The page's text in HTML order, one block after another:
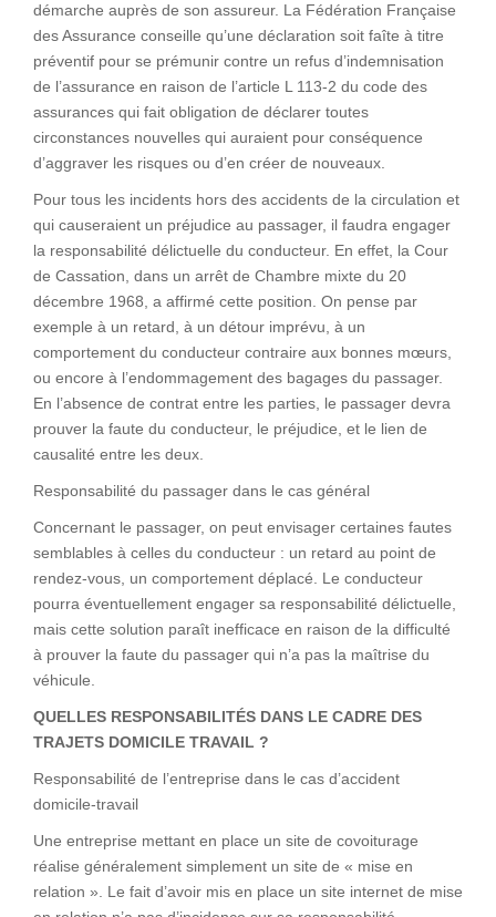
démarche auprès de son assureur. La Fédération Française
des Assurance conseille qu’une déclaration soit faîte à titre
préventif pour se prémunir contre un refus d’indemnisation
de l’assurance en raison de l’article L 113-2 du code des
assurances qui fait obligation de déclarer toutes
circonstances nouvelles qui auraient pour conséquence
d’aggraver les risques ou d’en créer de nouveaux.
Pour tous les incidents hors des accidents de la circulation et
qui causeraient un préjudice au passager, il faudra engager
la responsabilité délictuelle du conducteur. En effet, la Cour
de Cassation, dans un arrêt de Chambre mixte du 20
décembre 1968, a affirmé cette position. On pense par
exemple à un retard, à un détour imprévu, à un
comportement du conducteur contraire aux bonnes mœurs,
ou encore à l’endommagement des bagages du passager.
En l’absence de contrat entre les parties, le passager devra
prouver la faute du conducteur, le préjudice, et le lien de
causalité entre les deux.
Responsabilité du passager dans le cas général
Concernant le passager, on peut envisager certaines fautes
semblables à celles du conducteur : un retard au point de
rendez-vous, un comportement déplacé. Le conducteur
pourra éventuellement engager sa responsabilité délictuelle,
mais cette solution paraît inefficace en raison de la difficulté
à prouver la faute du passager qui n’a pas la maîtrise du
véhicule.
QUELLES RESPONSABILITÉS DANS LE CADRE DES
TRAJETS DOMICILE TRAVAIL ?
Responsabilité de l’entreprise dans le cas d’accident
domicile-travail
Une entreprise mettant en place un site de covoiturage
réalise généralement simplement un site de « mise en
relation ». Le fait d’avoir mis en place un site internet de mise